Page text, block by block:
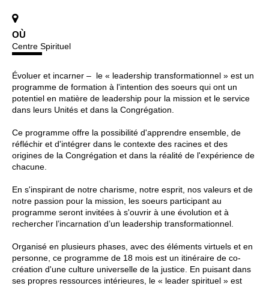
OÙ
Centre Spirituel
Évoluer et incarner – le « leadership transformationnel » est un
programme de formation à l'intention des soeurs qui ont un
potentiel en matière de leadership pour la mission et le service
dans leurs Unités et dans la Congrégation.
Ce programme offre la possibilité d'apprendre ensemble, de
réfléchir et d'intégrer dans le contexte des racines et des
origines de la Congrégation et dans la réalité de l'expérience de
chacune.
En s'inspirant de notre charisme, notre esprit, nos valeurs et de
notre passion pour la mission, les soeurs participant au
programme seront invitées à s'ouvrir à une évolution et à
rechercher l’incarnation d’un leadership transformationnel.
Organisé en plusieurs phases, avec des éléments virtuels et en
personne, ce programme de 18 mois est un itinéraire de co-
création d'une culture universelle de la justice. En puisant dans
ses propres ressources intérieures, le « leader spirituel » est